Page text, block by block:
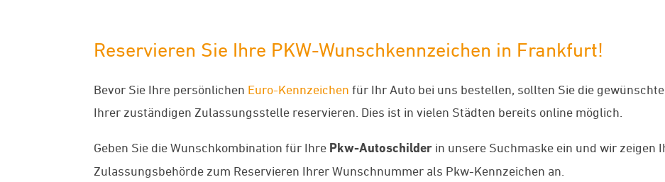
Reservieren Sie Ihre PKW-Wunschkennzeichen in Frankfurt!
Bevor Sie Ihre persönlichen Euro-Kennzeichen für Ihr Auto bei uns bestellen, sollten Sie die
Ihrer zuständigen Zulassungsstelle reservieren. Dies ist in vielen Städten bereits online möglich.
Geben Sie die Wunschkombination für Ihre Pkw-Autoschilder in unsere Suchmaske ein und wir zeigen
Zulassungsbehörde zum Reservieren Ihrer Wunschnummer als Pkw-Kennzeichen an.